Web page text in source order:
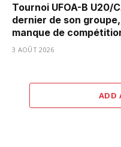
Tournoi UFOA-B U20/
dernier de son
manque de
3 AOÛT 2026
ADD